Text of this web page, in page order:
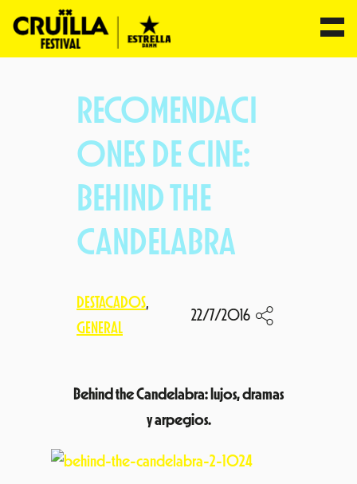
RECOMENDACI
ONES DE CINE:
BEHIND THE
CANDELABRA
DESTACADOS
GENERAL
22/7/2016
Behind the Candelabra: lujos, dramas
y arpegios.